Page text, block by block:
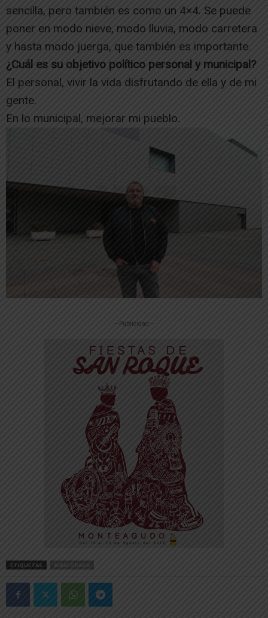
sencilla, pero también es como un 4×4. Se puede
poner en modo nieve, modo lluvia, modo carretera
y hasta modo juerga, que también es importante.
¿Cuál es su objetivo político personal y municipal?
El personal, vivir la vida disfrutando de ella y de mi
gente.
En lo municipal, mejorar mi pueblo.
-- Publicidad --
ETIQUETAS RIBAFORADA